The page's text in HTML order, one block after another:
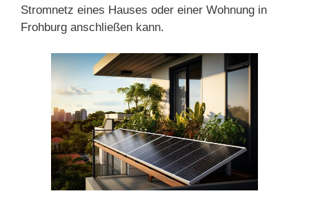
Stromnetz eines Hauses oder einer Wohnung in
Frohburg anschließen kann.